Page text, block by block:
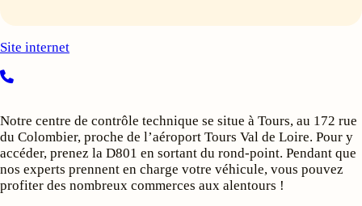
Site internet
Notre centre de contrôle technique se situe à Tours, au 172 rue
du Colombier, proche de l’aéroport Tours Val de Loire. Pour y
accéder, prenez la D801 en sortant du rond-point. Pendant que
nos experts prennent en charge votre véhicule, vous pouvez
profiter des nombreux commerces aux alentours !